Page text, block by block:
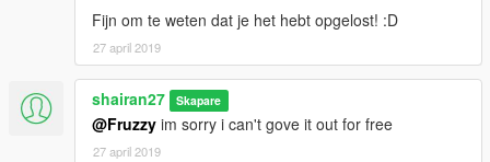
Fijn om te weten dat je het hebt opgelost! :D
27 april 2019
shairan27 Skapare
@Fruzzy im sorry i can't gove it out for free
27 april 2019